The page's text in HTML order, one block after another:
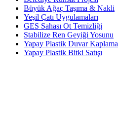
Büyük Ağaç Taşıma & Nakli
Yeşil Çatı Uygulamaları
GES Sahası Ot Temizliği
Stabilize Ren Geyiği Yosunu
Yapay Plastik Duvar Kaplama
Yapay Plastik Bitki Satışı